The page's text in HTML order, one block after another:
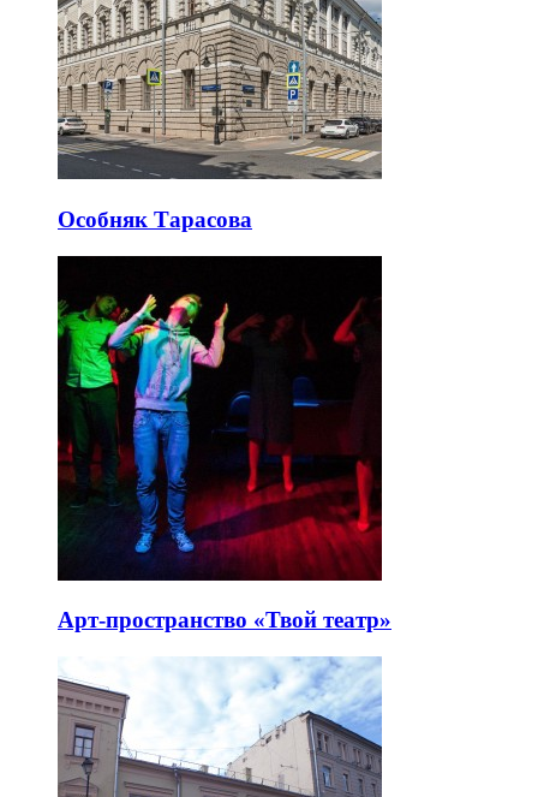
Особняк Тарасова
Арт-пространство «Твой театр»